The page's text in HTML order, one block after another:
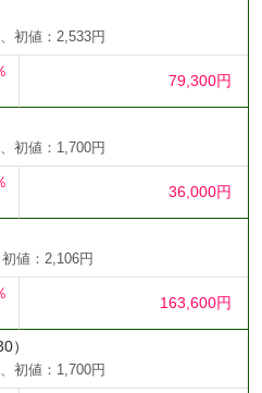
初値：2,533円
79,300円
初値：1,700円
36,000円
値：2,106円
163,600円
）
初値：1,700円